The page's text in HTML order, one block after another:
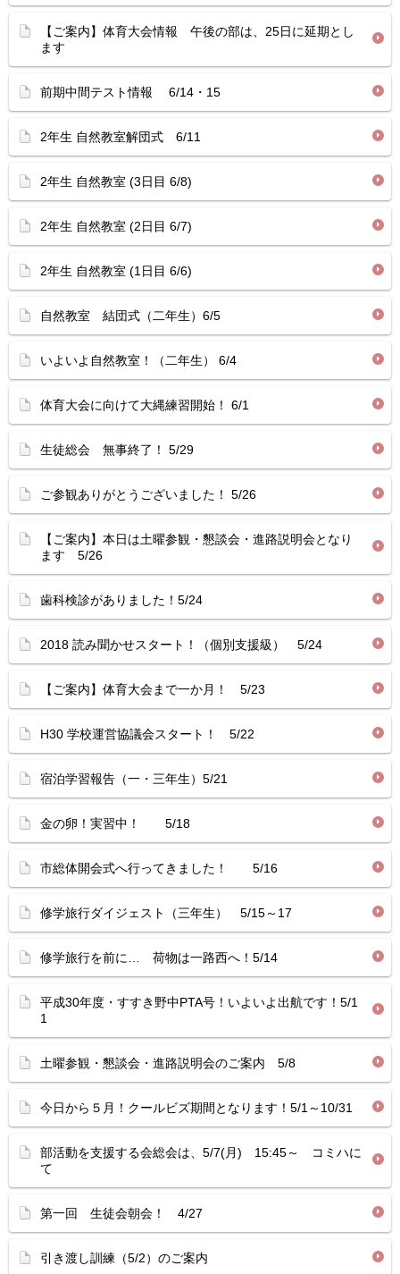
【ご案内】体育大会情報 午後の部は、25日に延期とし
ます
前期中間テスト情報 6/14・15
2年生 自然教室解団式 6/11
2年生 自然教室 (3日目 6/8)
2年生 自然教室 (2日目 6/7)
2年生 自然教室 (1日目 6/6)
自然教室 結団式（二年生）6/5
いよいよ自然教室！（二年生） 6/4
体育大会に向けて大縄練習開始！ 6/1
生徒総会 無事終了！ 5/29
ご参観ありがとうございました！ 5/26
【ご案内】本日は土曜参観・懇談会・進路説明会となり
ます 5/26
歯科検診がありました！5/24
2018 読み聞かせスタート！（個別支援級） 5/24
【ご案内】体育大会まで一か月！ 5/23
H30 学校運営協議会スタート！ 5/22
宿泊学習報告（一・三年生）5/21
金の卵！実習中！ 5/18
市総体開会式へ行ってきました！ 5/16
修学旅行ダイジェスト（三年生） 5/15～17
修学旅行を前に… 荷物は一路西へ！5/14
平成30年度・すすき野中PTA号！いよいよ出航です！5/1
1
土曜参観・懇談会・進路説明会のご案内 5/8
今日から５月！クールビズ期間となります！5/1～10/31
部活動を支援する会総会は、5/7(月) 15:45～ コミハに
て
第一回 生徒会朝会！ 4/27
引き渡し訓練（5/2）のご案内